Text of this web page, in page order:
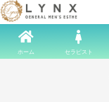
ホーム セラピスト